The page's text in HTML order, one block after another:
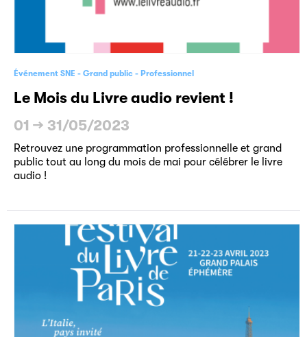
Événement SNE Grand public Professionnel
Le Mois du Livre audio revient !
01 → 31/05/2023
Retrouvez une programmation professionnelle et grand
public tout au long du mois de mai pour célébrer le livre
audio !